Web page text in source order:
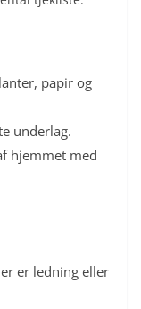
papir og
underlag.
hjemmet med
er ledning eller